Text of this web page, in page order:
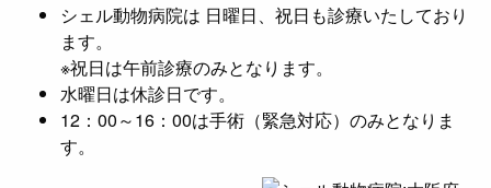
シェル動物病院は 日曜日、祝日も診療いたしており
ます。
※祝日は午前診療のみとなります。
水曜日は休診日です。
12：00～16：00は手術（緊急対応）のみとなりま
す。